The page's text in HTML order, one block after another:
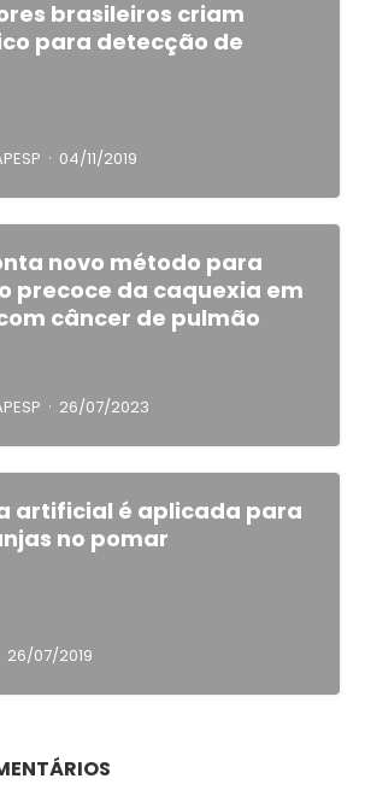
brasileiros criam
para detecção de
· 04/11/2019
novo método para
precoce da caquexia em
câncer de pulmão
· 26/07/2023
artificial é aplicada para
no pomar
26/07/2019